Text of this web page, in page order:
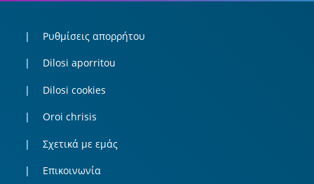
Ρυθμίσεις απορρήτου
Dilosi aporritou
Dilosi cookies
Oroi chrisis
Σχετικά με εμάς
Επικοινωνία